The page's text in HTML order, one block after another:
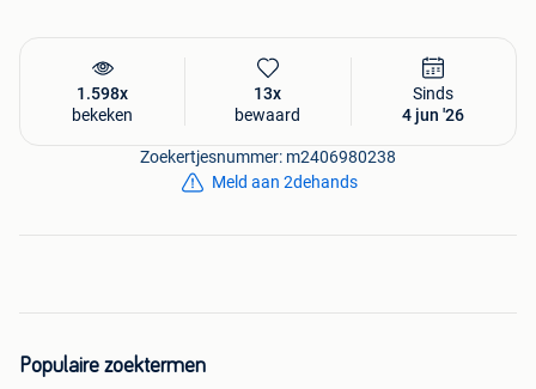
1.598x
bekeken
13x
bewaard
Sinds
4 jun '26
Zoekertjesnummer: m2406980238
Meld aan 2dehands
Populaire zoektermen